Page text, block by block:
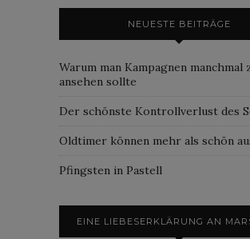
NEUESTE BEITRÄGE
Warum man Kampagnen manchmal
ansehen sollte
Der schönste Kontrollverlust des
Oldtimer können mehr als schön
Pfingsten in Pastell
EINE LIEBESERKLÄRUNG AN